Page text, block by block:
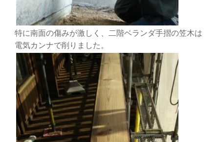
特に南面の傷みが激しく、二階ベランダ手摺の笠木は
電気カンナで削りました。